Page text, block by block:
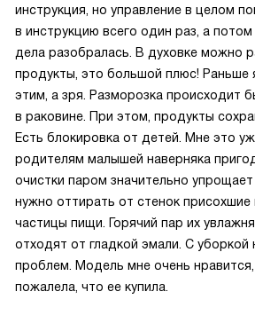
инструкция, но управление в целом
в инструкцию всего один раз, а
дела разобралась. В духовке можно
продукты, это большой плюс! Раньше
этим, а зря. Разморозка происходит
в раковине. При этом, продукты
Есть блокировка от детей. Мне это
родителям малышей наверняка
очистки паром значительно
нужно оттирать от стенок присохшие
частицы пищи. Горячий пар их
отходят от гладкой эмали. С уборкой
проблем. Модель мне очень нравится,
пожалела, что ее купила.